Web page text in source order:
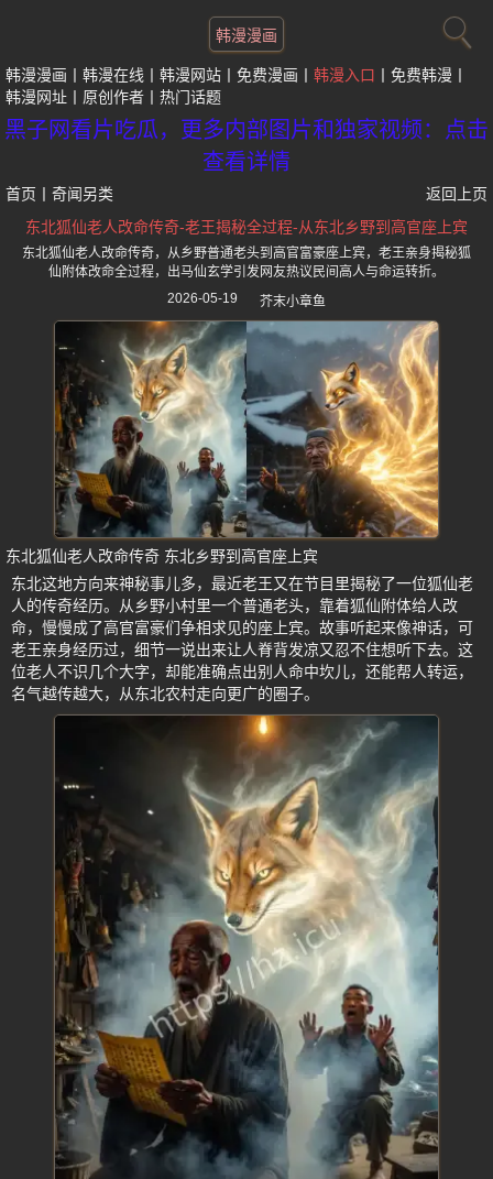
韩漫漫画
韩漫漫画 韩漫在线 韩漫网站 免费漫画 韩漫入口
免费韩漫
韩漫网址
原创作者 热门话题
黑子网看片吃瓜，更多内部图片和独家视频：点击
查看详情
首页 奇闻另类
返回上页
东北狐仙老人改命传奇-老王揭秘全过程-从东北乡野到高官座上宾
东北狐仙老人改命传奇，从乡野普通老头到高官富豪座上宾，老王亲身揭秘狐
仙附体改命全过程，出马仙玄学引发网友热议民间高人与命运转折。
2026-05-19
芥末小章鱼
东北狐仙老人改命传奇 东北乡野到高官座上宾
东北这地方向来神秘事儿多，最近老王又在节目里揭秘了一位狐仙老
人的传奇经历。从乡野小村里一个普通老头，靠着狐仙附体给人改
命，慢慢成了高官富豪们争相求见的座上宾。故事听起来像神话，可
老王亲身经历过，细节一说出来让人脊背发凉又忍不住想听下去。这
位老人不识几个大字，却能准确点出别人命中坎儿，还能帮人转运，
名气越传越大，从东北农村走向更广的圈子。